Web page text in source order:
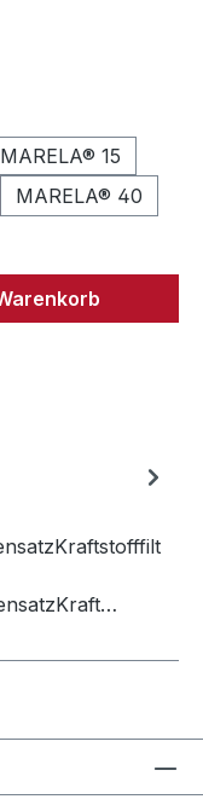
MARELA® 15
MARELA® 40